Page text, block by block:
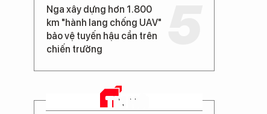
Nga xây dựng hơn 1.800
km "hành lang chống UAV"
bảo vệ tuyến hậu cần trên
chiến trường
TIN MỚI